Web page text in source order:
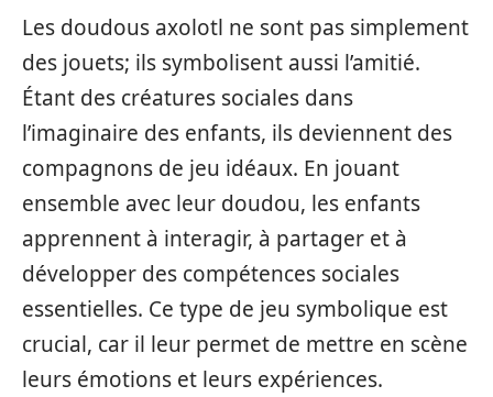
Les doudous axolotl ne sont pas simplement
des jouets; ils symbolisent aussi l’amitié.
Étant des créatures sociales dans
l’imaginaire des enfants, ils deviennent des
compagnons de jeu idéaux. En jouant
ensemble avec leur doudou, les enfants
apprennent à interagir, à partager et à
développer des compétences sociales
essentielles. Ce type de jeu symbolique est
crucial, car il leur permet de mettre en scène
leurs émotions et leurs expériences.